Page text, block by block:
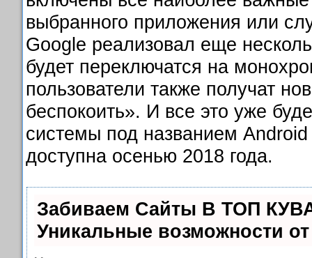
выбранного приложения или
Google реализовал еще
будет переключатся на
пользователи также получат
беспокоить». И все это уже
системы под названием Android
доступна осенью 2018 года.
Забиваем Сайты В ТОП
Уникальные возможности